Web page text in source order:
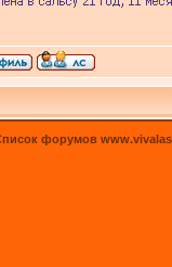
форумов